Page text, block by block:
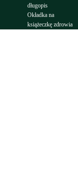
długopis
Okładka na
książeczkę zdrowia